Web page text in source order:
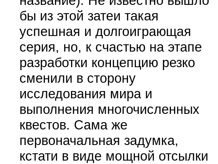
бы из этой затеи такая
успешная и долгоиграющая
серия, но, к счастью на этапе
разработки концепцию резко
сменили в сторону
исследования мира и
выполнения многочисленных
квестов. Сама же
первоначальная задумка,
кстати в виде мощной отсылки